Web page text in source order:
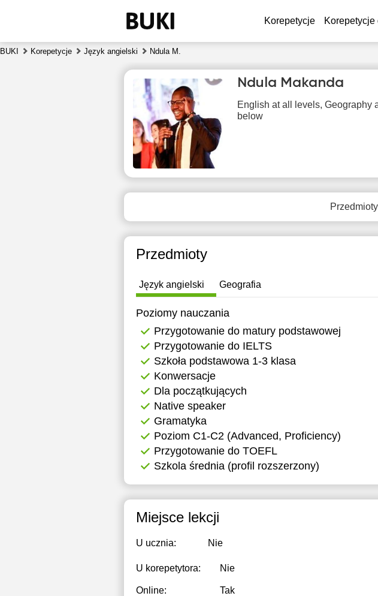
Korepetycje Korepetycje
BUKI Korepetycje Język angielski Ndula M.
Ndula Makanda
English at all levels, Geography
below
Przedmioty
Przedmioty
Język angielski Geografia
Poziomy nauczania
Przygotowanie do matury podstawowej
Przygotowanie do IELTS
Szkoła podstawowa 1-3 klasa
Konwersacje
Dla początkujących
Native speaker
Gramatyka
Poziom C1-C2 (Advanced, Proficiency)
Przygotowanie do TOEFL
Szkola średnia (profil rozszerzony)
Miejsce lekcji
U ucznia: Nie
U korepetytora: Nie
Online: Tak
sob
8
9
10
dostępnych
12:30
13:30
14:30
15:00
17:00
17:30
18:00
Brak
dostępnych